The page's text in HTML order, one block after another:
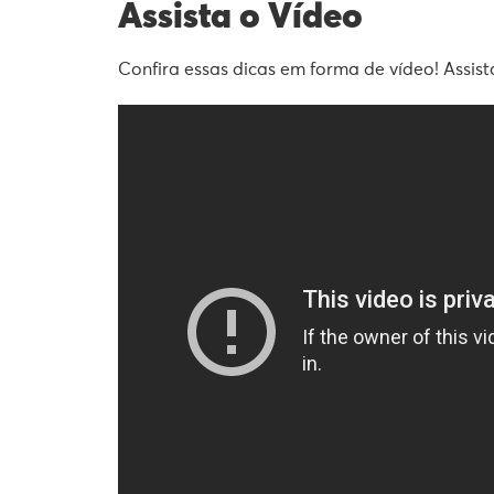
Assista o Vídeo
Confira essas dicas em forma de vídeo!